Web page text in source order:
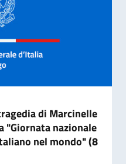
di Marcinelle
"Giornata nazionale
nel mondo" (8